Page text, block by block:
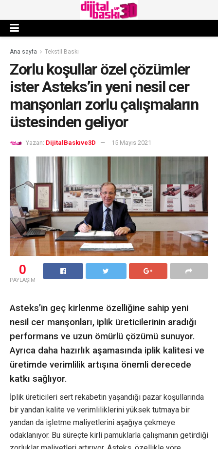
Ana sayfa Tekstil Baskı
Zorlu koşullar özel çözümler
ister Asteks’in yeni nesil cer
manşonları zorlu çalışmaların
üstesinden geliyor
Yazan: DijitalBaskıve3D 15 Mayıs 2021
0
PAYLAŞIM
Asteks’in geç kirlenme özelliğine sahip yeni
nesil cer manşonları, iplik üreticilerinin aradığı
performans ve uzun ömürlü çözümü sunuyor.
Ayrıca daha hazırlık aşamasında iplik kalitesi ve
üretimde verimlilik artışına önemli derecede
katkı sağlıyor.
İplik üreticileri sert rekabetin yaşandığı pazar koşullarında
bir yandan kalite ve verimliliklerini yüksek tutmaya bir
yandan da işletme maliyetlerini aşağıya çekmeye
odaklanıyor. Bu süreçte kirli pamuklarla çalışmanın getirdiği